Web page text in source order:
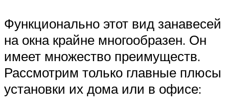
Функционально этот вид занавесей
на окна крайне многообразен. Он
имеет множество преимуществ.
Рассмотрим только главные плюсы
установки их дома или в офисе: